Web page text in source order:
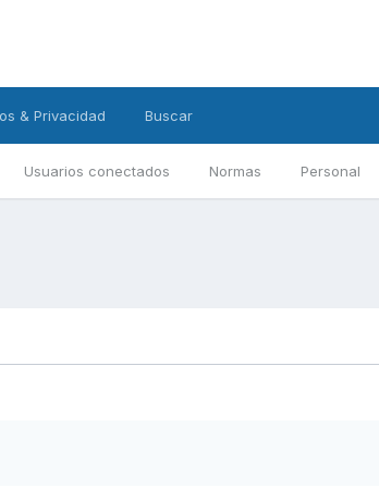
Usuarios conectados Normas Personal
& Privacidad Buscar